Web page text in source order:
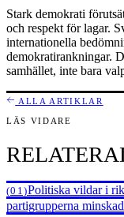
Stark demokrati
och respekt för lagar.
internationella
demokratirankningar.
samhället, inte bara
ALLA ARTIKLAR
LÄS VIDARE
(01)Politiska vildar i
partigrupperna